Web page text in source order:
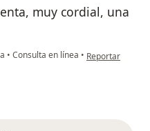
muy cordial, una
• Consulta en línea • en opinión del
Reportar